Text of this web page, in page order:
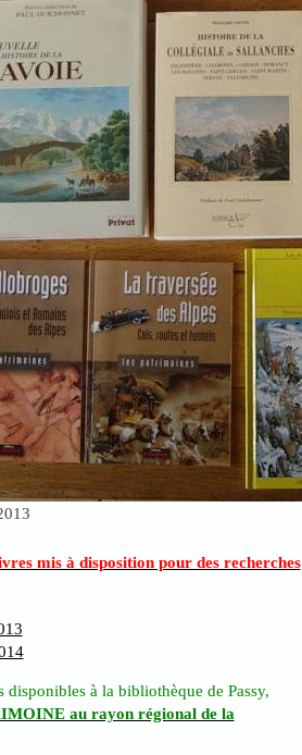
mis à disposition pour des recherches
à la bibliothèque de Passy,
au rayon régional de la